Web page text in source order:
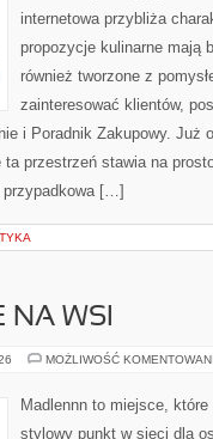
internetowa przybliża
propozycje kulinarne mają
również tworzone z
zainteresować klientów,
i Poradnik Zakupowy. Już
przestrzeń stawia na
przypadkowa […]
NA WSI
MOŻLIWOŚĆ
Madlennn to miejsce,
stylowy punkt w sieci dla